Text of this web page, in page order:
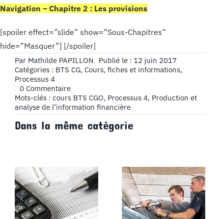
Navigation – Chapitre 2 : Les provisions
[spoiler effect=”slide” show=”Sous-Chapitres”
hide=”Masquer”] [/spoiler]
Par Mathilde PAPILLON
Publié le : 12 juin 2017
Catégories : BTS CG, Cours, fiches et informations,
Processus 4
0 Commentaireon
Soldes
intermédiaires
de
gestion,
de
gestion
–
Cours
BTS
Mots-clés : cours BTS CGO, Processus 4, Production et
analyse de l’information financière
Dans la même catégorie
Les soldes
intermédiaires
de gestion
Déroulement
d’un stage